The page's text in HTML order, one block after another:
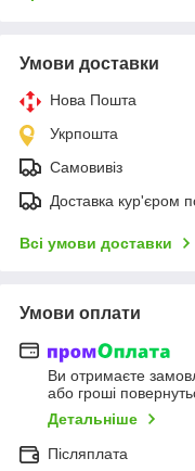
Умови доставки
Нова Пошта
Укрпошта
Самовивіз
Доставка кур'єром
Всі умови доставки
Умови оплати
Ви отримаєте
або гроші
Детальніше
Післяплата